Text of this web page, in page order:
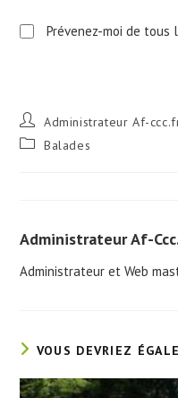
Prévenez-moi de
Auteur/autrice
de
la
Administrateur Af-
Post Balades
Administrateur Af-
Administrateur et Web
VOUS DEVRIEZ